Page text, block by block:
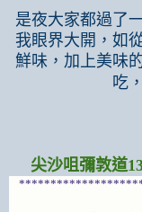
是夜大家都過了
我眼界大開，如
鮮味，加上美味
吃
尖沙咀彌敦道